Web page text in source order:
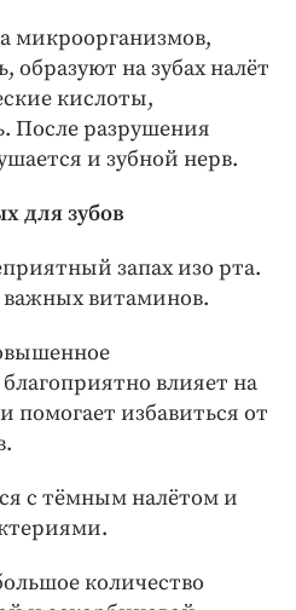
микроорганизмов,
образуют на зубах налёт
кислоты,
После разрушения
и зубной нерв.
для зубов
запах изо рта.
витаминов.
влияет на
помогает избавиться от
с тёмным налётом и
количество